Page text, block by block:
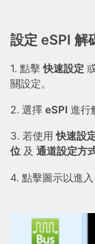
設定 eSPI 解
1. 點擊快速設定
關設定。
2. 選擇 eSPI 進行
3. 若使用快速設
位 及 通道設定方
4. 點擊圖示以進入